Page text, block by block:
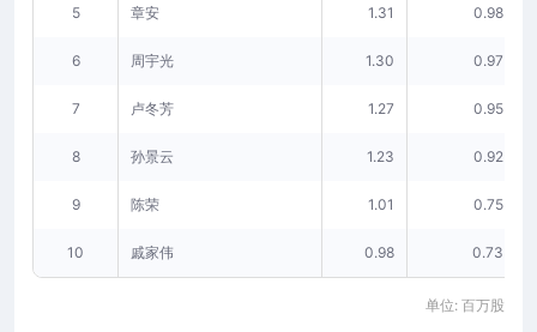
5 章安 1.31 0.98
6 周宇光 1.30 0.97
7 卢冬芳 1.27 0.95
8 孙景云 1.23 0.92
9 陈荣 1.01 0.75
10 戚家伟 0.98 0.73
单位: 百万股